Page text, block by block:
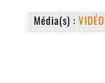
c
e
tt
er
Média(s) :VIDÉO